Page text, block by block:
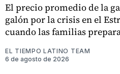
El precio promedio de la
galón por la crisis en el
cuando las familias
EL TIEMPO LATINO TEAM
6 de agosto de 2026